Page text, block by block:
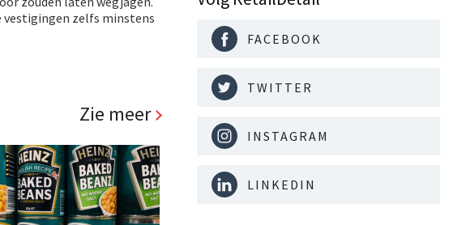
vestigingen zelfs minstens
Zie meer
FACEBOOK
TWITTER
INSTAGRAM
LINKEDIN